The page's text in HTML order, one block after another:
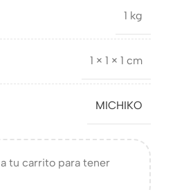
1 kg
1 × 1 × 1 cm
MICHIKO
a tu carrito para tener